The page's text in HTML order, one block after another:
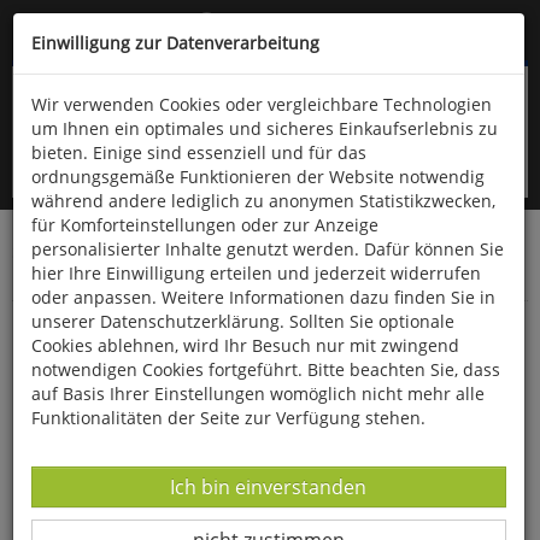
Kompletten Head der Seite überspringen
oder (06766) 9323-960
Startseite Haushalt & Garten
Küche & Haushalt
Bücher zum Thema Kochen
Bohnen, Erbsen, Linsen & Co.
Einwilligung zur Datenverarbeitung
Wir verwenden Cookies oder vergleichbare Technologien
um Ihnen ein optimales und sicheres Einkaufserlebnis zu
bieten. Einige sind essenziell und für das
ordnungsgemäße Funktionieren der Website notwendig
während andere lediglich zu anonymen Statistikzwecken,
für Komforteinstellungen oder zur Anzeige
personalisierter Inhalte genutzt werden. Dafür können Sie
hier Ihre Einwilligung erteilen und jederzeit widerrufen
oder anpassen. Weitere Informationen dazu finden Sie in
unserer Datenschutzerklärung. Sollten Sie optionale
Cookies ablehnen, wird Ihr Besuch nur mit zwingend
notwendigen Cookies fortgeführt. Bitte beachten Sie, dass
auf Basis Ihrer Einstellungen womöglich nicht mehr alle
Funktionalitäten der Seite zur Verfügung stehen.
Datenverarbeitung -
Ich bin einverstanden